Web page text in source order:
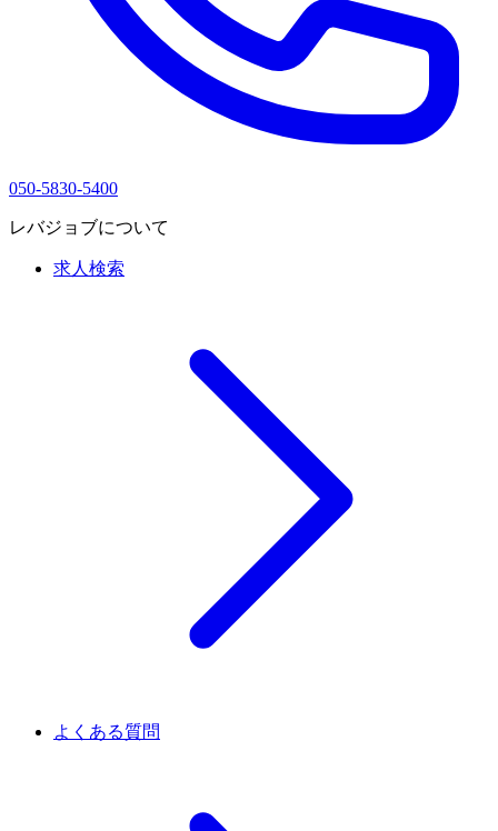
050-5830-5400
レバジョブについて
求人検索
よくある質問